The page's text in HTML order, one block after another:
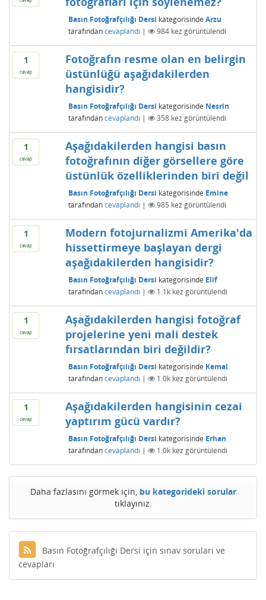
Basın Fotoğrafçılığı Dersi kategorisinde Arzu
tarafından cevaplandı | 984kez görüntülendi
1
cevap
Fotoğrafın resme olan en belirgin
üstünlüğü aşağıdakilerden
hangisidir?
Basın Fotoğrafçılığı Dersi kategorisinde Nesrin
tarafından cevaplandı | 358kez görüntülendi
1
cevap
Aşağıdakilerden hangisi basın
fotoğrafının diğer görsellere göre
üstünlük özelliklerinden biri değil
Basın Fotoğrafçılığı Dersi kategorisinde Emine
tarafından cevaplandı | 985 kez görüntülendi
1
cevap
Modern fotojurnalizmi Amerika'da
hissettirmeye başlayan dergi
aşağıdakilerden hangisidir?
Basın Fotoğrafçılığı Dersi kategorisinde Elif
tarafından cevaplandı | 1.1kkez görüntülendi
1
cevap
Aşağıdakilerden hangisi fotoğraf
projelerine yeni mali destek
fırsatlarından biri değildir?
Basın Fotoğrafçılığı Dersi kategorisinde Kemal
tarafından cevaplandı | 1.0kkez görüntülendi
1
cevap
Aşağıdakilerden hangisinin cezai
yaptırım gücü vardır?
Basın Fotoğrafçılığı Dersi kategorisinde Erhan
tarafından cevaplandı | 1.0kkez görüntülendi
Daha fazlasını görmek için, bu kategorideki sorular
tıklayınız.
Basın Fotoğrafçılığı Dersi için sınav soruları ve
cevapları